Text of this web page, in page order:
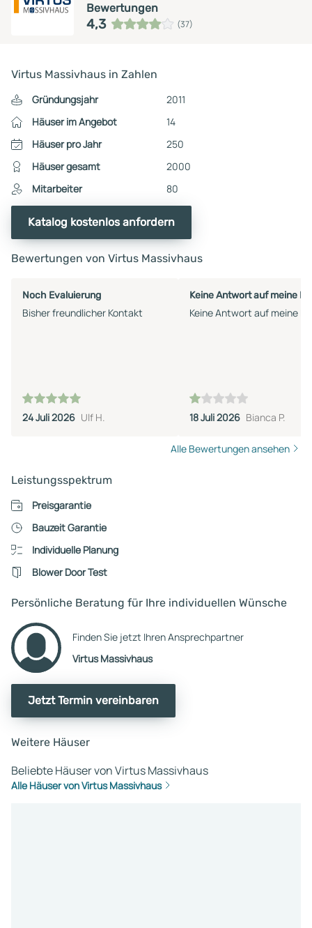
Bewertungen
4,3 (37)
Virtus Massivhaus in Zahlen
Gründungsjahr
2011
Häuser im Angebot
14
Häuser pro Jahr
250
Häuser gesamt
2000
Mitarbeiter
80
Katalog kostenlos anfordern
Bewertungen von Virtus Massivhaus
Noch Evaluierung
Bisher freundlicher Kontakt
24 Juli 2026 Ulf H.
Keine Antwort auf meine
Keine Antwort auf meine
18 Juli 2026 Bianca P.
Alle Bewertungen ansehen
Leistungsspektrum
Preisgarantie
Bauzeit Garantie
Individuelle Planung
Blower Door Test
Persönliche Beratung für Ihre individuellen Wünsche
Finden Sie jetzt Ihren Ansprechpartner
Virtus Massivhaus
Jetzt Termin vereinbaren
Weitere Häuser
Beliebte Häuser von Virtus Massivhaus
Alle Häuser von Virtus Massivhaus